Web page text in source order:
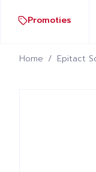
Promoties
Home / Epitact